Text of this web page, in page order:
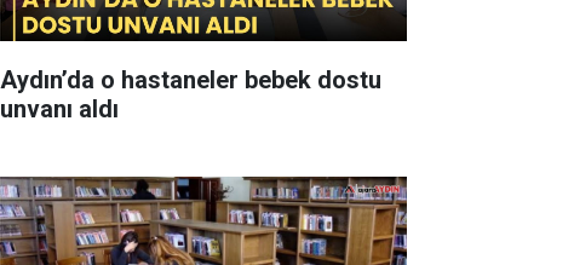
Aydın’da o hastaneler bebek dostu
unvanı aldı